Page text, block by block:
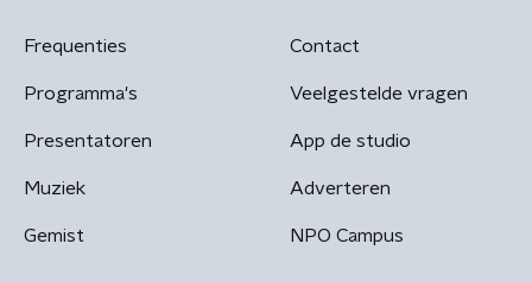
Frequenties
Programma's
Presentatoren
Muziek
Gemist
Contact
Veelgestelde vragen
App de studio
Adverteren
NPO Campus